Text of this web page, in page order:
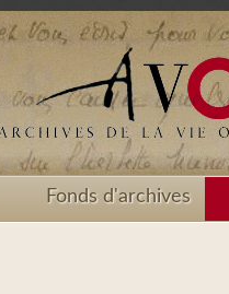
Fonds d'archives